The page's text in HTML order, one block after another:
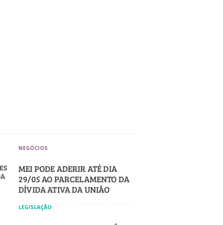
NEGÓCIOS
MEI PODE ADERIR ATÉ DIA
29/05 AO PARCELAMENTO DA
DÍVIDA ATIVA DA UNIÃO
LEGISLAÇÃO